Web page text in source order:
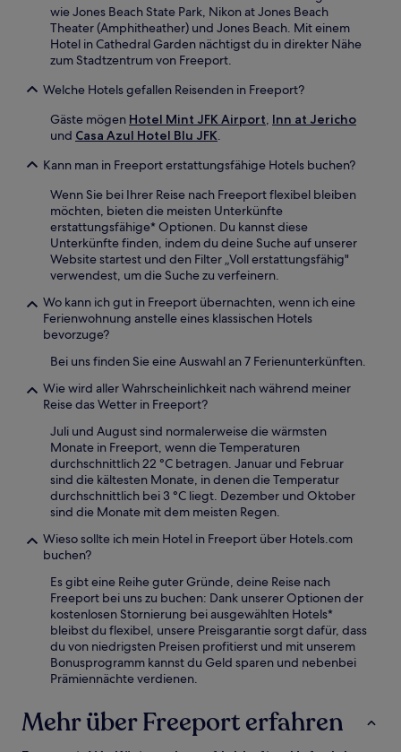
wie Jones Beach State Park, Nikon at Jones Beach
Theater (Amphitheather) und Jones Beach. Mit einem
Hotel in Cathedral Garden nächtigst du in direkter Nähe
zum Stadtzentrum von Freeport.
Welche Hotels gefallen Reisenden in Freeport?
Gäste mögen Hotel Mint JFK Airport, Inn at Jericho
und Casa Azul Hotel Blu JFK.
Kann man in Freeport erstattungsfähige Hotels buchen?
Wenn Sie bei Ihrer Reise nach Freeport flexibel bleiben
möchten, bieten die meisten Unterkünfte
erstattungsfähige* Optionen. Du kannst diese
Unterkünfte finden, indem du deine Suche auf unserer
Website startest und den Filter „Voll erstattungsfähig"
verwendest, um die Suche zu verfeinern.
Wo kann ich gut in Freeport übernachten, wenn ich eine
Ferienwohnung anstelle eines klassischen Hotels
bevorzuge?
Bei uns finden Sie eine Auswahl an 7 Ferienunterkünften.
Wie wird aller Wahrscheinlichkeit nach während meiner
Reise das Wetter in Freeport?
Juli und August sind normalerweise die wärmsten
Monate in Freeport, wenn die Temperaturen
durchschnittlich 22 °C betragen. Januar und Februar
sind die kältesten Monate, in denen die Temperatur
durchschnittlich bei 3 °C liegt. Dezember und Oktober
sind die Monate mit dem meisten Regen.
Wieso sollte ich mein Hotel in Freeport über Hotels.com
buchen?
Es gibt eine Reihe guter Gründe, deine Reise nach
Freeport bei uns zu buchen: Dank unserer Optionen der
kostenlosen Stornierung bei ausgewählten Hotels*
bleibst du flexibel, unsere Preisgarantie sorgt dafür, dass
du von niedrigsten Preisen profitierst und mit unserem
Bonusprogramm kannst du Geld sparen und nebenbei
Prämiennächte verdienen.
Mehr über Freeport erfahren